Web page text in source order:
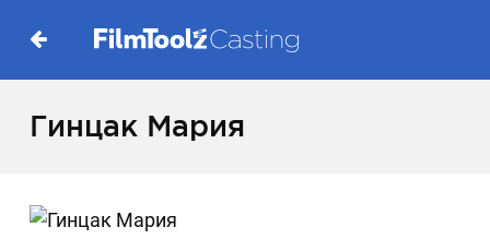
Гинцак Мария